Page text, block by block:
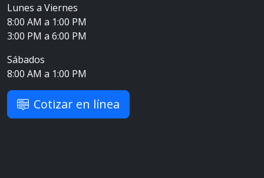
Lunes a Viernes
8:00 AM a 1:00 PM
3:00 PM a 6:00 PM
Sábados
8:00 AM a 1:00 PM
Cotizar en línea